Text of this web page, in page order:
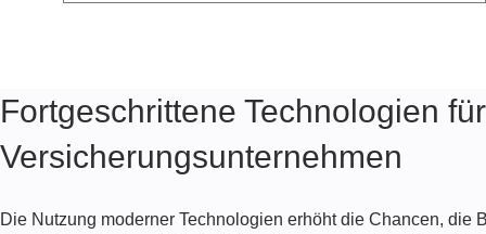
VERSICHERUNGSBESTIMMUNGEN
ERP-
Fortgeschrittene Technologien für
Versicherungs­unternehmen
Die Nutzung moderner Technologien erhöht die Chancen, die